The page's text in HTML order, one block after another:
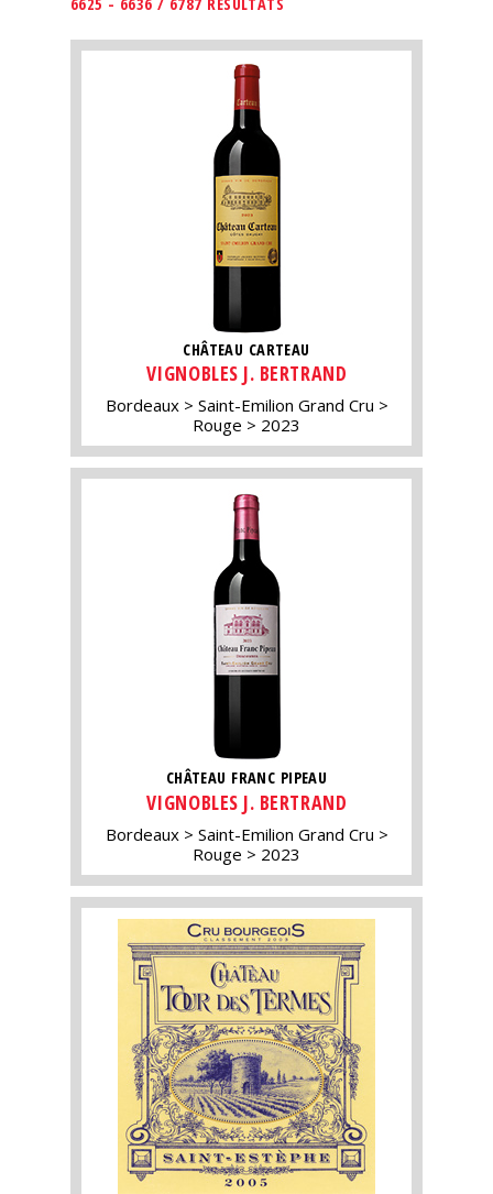
CHÂTEAU CARTEAU
VIGNOBLES J. BERTRAND
Bordeaux
Saint-Emilion Grand Cru
Rouge
2023
CHÂTEAU FRANC PIPEAU
VIGNOBLES J. BERTRAND
Bordeaux
Saint-Emilion Grand Cru
Rouge
2023